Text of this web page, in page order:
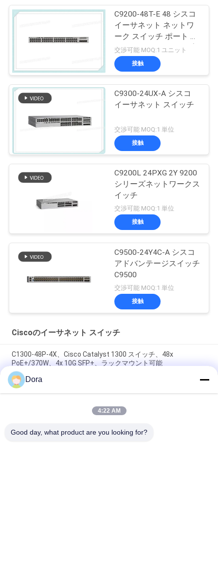
C9200-48T-E 48 シスコ
イーサネット ネットワ
ーク スイッチ ポート デ
ータ モジュールアップ
リンク オプション
交渉可能 MOQ:1 ユニット
接触
C9300-24UX-A シスコ
イーサネット スイッチ
交渉可能 MOQ:1 単位
接触
C9200L 24PXG 2Y 9200
シリーズネットワークス
イッチ
交渉可能 MOQ:1 単位
接触
C9500-24Y4C-A シスコ
アドバンテージスイッチ
C9500
交渉可能 MOQ:1 単位
接触
Ciscoのイーサネット スイッチ
C1300-48P-4X、Cisco Catalyst 1300 スイッチ、48x
PoE+/370W、4x 10G SFP+、ラックマウント可能
NXA-FAN-65CFM-PI、Cisco Nexus スイッチ ファン、65CFM/ポ
ート側エアフロー/吸気
C9K-PWR-650WAC-R、Cisco Catalyst 9000 電源、650 W AC/
Dora
4:22 AM
Good day, what product are you looking for?